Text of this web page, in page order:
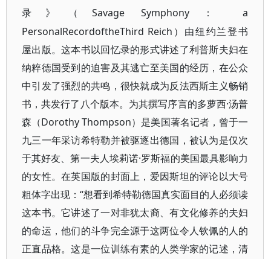
录》（Savage Symphony： a
PersonalRecordoftheThird Reich）由纽约兰登书
屋出版。这本书以回忆录的形式讲述了利普斯夫妇在
纳粹德国受到的迫害及其逃亡至美国的经历，在公众
中引发了强烈的共鸣，很快就成为反法西斯主义畅销
书，共发行了八个版本。为其撰写序言的多萝西·汤普
森（Dorothy Thompson）是美国著名记者，曾于一
九三一年采访希特勒并被驱逐出德国，被认为是仅次
于其好友、第一夫人埃莉诺·罗斯福的美国最具影响力
的女性。在英国版的封面上，爱因斯坦的评论以大号
粗体字出现：“想看到希特勒德国真实面目的人必须读
这本书。它讲述了一对非犹太裔、有文化修养的夫妇
的命运，他们的斗争完全源于这两位令人钦佩的人的
正直品格。这是一位训练有素的人类学家的记述，清